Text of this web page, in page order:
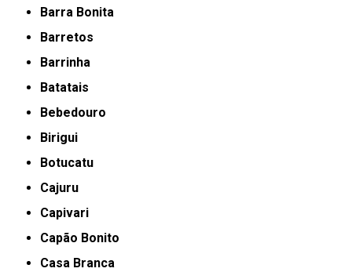
Barra Bonita
Barretos
Barrinha
Batatais
Bebedouro
Birigui
Botucatu
Cajuru
Capivari
Capão Bonito
Casa Branca